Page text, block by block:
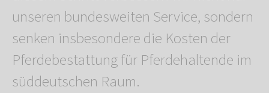
unseren bundesweiten Service, sondern
senken insbesondere die Kosten der
Pferdebestattung für Pferdehaltende im
süddeutschen Raum.